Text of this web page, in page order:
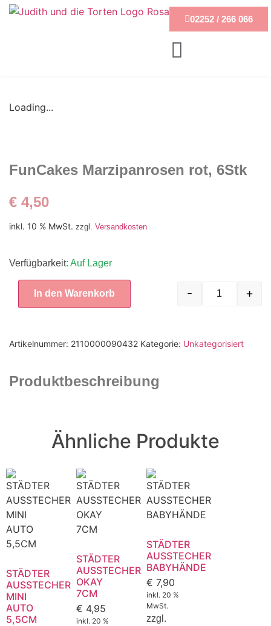
02252 / 266 066
Loading...
FunCakes Marzipanrosen rot, 6Stk
€ 4,50
inkl. 10 % MwSt. zzgl. Versandkosten
Verfügbarkeit: Auf Lager
- +
In den Warenkorb
Artikelnummer: 2110000090432 Kategorie: Unkategorisiert
Produktbeschreibung
Ähnliche Produkte
STÄDTER
AUSSTECHER
MINI
AUTO
5,5CM
STÄDTER
AUSSTECHER
OKAY
7CM
€ 4,95
inkl. 20 %
STÄDTER
AUSSTECHER
BABYHÄNDE
€ 7,90
inkl. 20 %
MwSt.
zzgl.